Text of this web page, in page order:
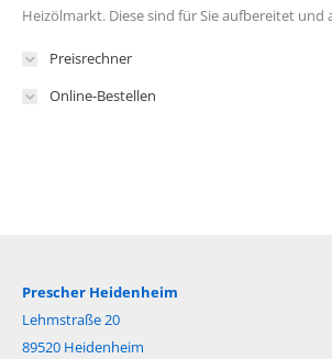
Heizölmarkt. Diese sind für Sie aufbereitet und
Preisrechner
Online-Bestellen
Prescher Heidenheim
Lehmstraße 20
89520 Heidenheim